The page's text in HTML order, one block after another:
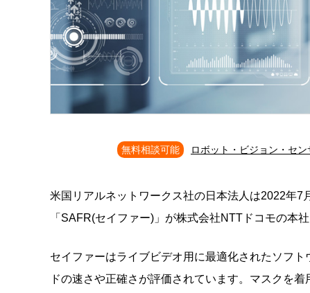
無料相談可能 ロボット・ビジョン・セ
米国リアルネットワークス社の日本法人は2022年
「SAFR(セイファー)」が株式会社NTTドコモの本
セイファーはライブビデオ用に最適化されたソフ
ドの速さや正確さが評価されています。マスクを